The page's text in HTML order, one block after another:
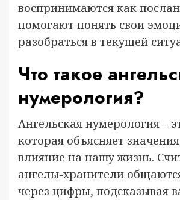
воспринимаются как
помогают понять свои
разобраться в текущей
Что такое
нумерология?
Ангельская нумерология –
которая объясняет
влияние на нашу жизнь.
ангелы-хранители
через цифры, подсказывая